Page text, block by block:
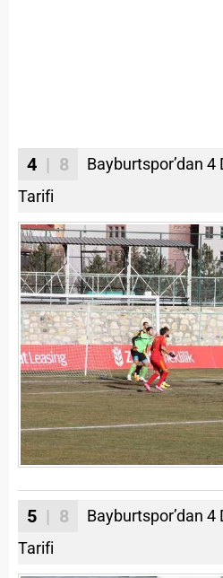
4 | 8
Bayburtspor’dan 4
Tarifi
5 | 8
Bayburtspor’dan 4
Tarifi